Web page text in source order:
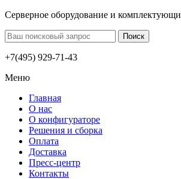
Серверное оборудование и
+7(495) 929-71-43
Меню
Главная
О нас
О конфигураторе
Решения и сборка
Оплата
Доставка
Пресс-центр
Контакты